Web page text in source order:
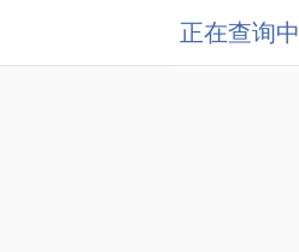
正在查询中